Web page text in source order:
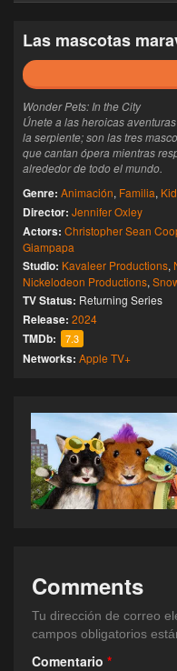
Las mascotas
Wonder Pets: In the City
Únete a las heroicas
la serpiente; son las tres
que cantan ópera mientras
alrededor de todo el mundo.
Genre: Animación, Familia,
Director: Jennifer Oxley
Actors: Christopher Sean
Giampapa
Studio: Kavaleer Productions,
Nickelodeon Productions,
TV Status: Returning Series
Release: 2024
TMDb: 7.3
Networks: Apple TV+
Comments
Tu dirección de correo
campos obligatorios
Comentario *